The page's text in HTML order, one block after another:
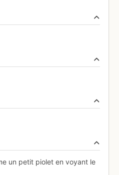
un petit piolet en voyant le